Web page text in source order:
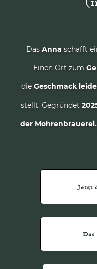
Das Anna schafft
Einen Ort zum
die Geschmack
stellt. Gegründet
der Mohrenbrauerei.
Jetzt